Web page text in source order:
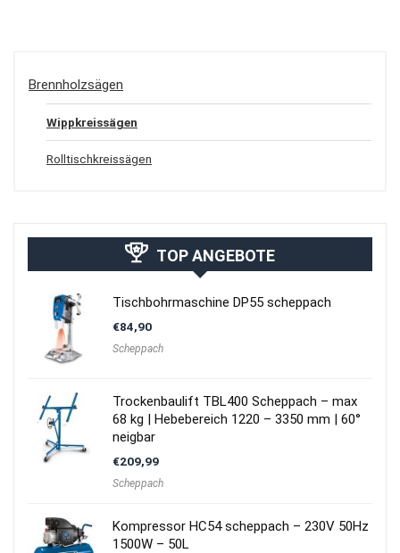
Brennholzsägen
Wippkreissägen
Rolltischkreissägen
TOP ANGEBOTE
Tischbohrmaschine DP55 scheppach
€84,90
Scheppach
Trockenbaulift TBL400 Scheppach – max
68 kg | Hebebereich 1220 – 3350 mm | 60°
neigbar
€209,99
Scheppach
Kompressor HC54 scheppach – 230V 50Hz
1500W – 50L